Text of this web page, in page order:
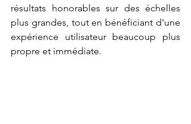
résultats honorables sur des échelles
plus grandes, tout en bénéficiant d'une
expérience utilisateur beaucoup plus
propre et immédiate.